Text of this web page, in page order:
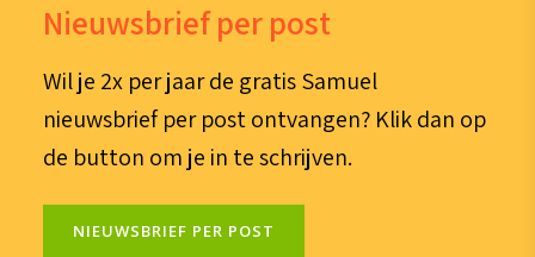
Nieuwsbrief per post
Wil je 2x per jaar de gratis Samuel
nieuwsbrief per post ontvangen? Klik dan op
de button om je in te schrijven.
NIEUWSBRIEF PER POST